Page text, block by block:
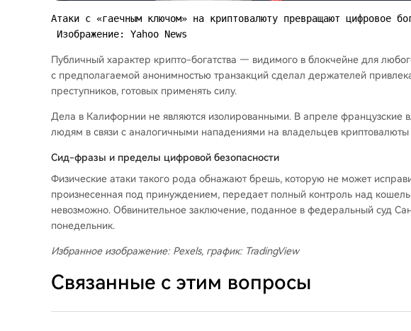
Атаки с «гаечным ключом» на криптовалюту превращают цифровое
Изображение: Yahoo News
Публичный характер крипто-богатства — видимого в блокчейне для
с предполагаемой анонимностью транзакций сделал держателей
преступников, готовых применять силу.
Дела в Калифорнии не являются изолированными. В апреле французские
людям в связи с аналогичными нападениями на владельцев криптовалюты
Сид-фразы и пределы цифровой безопасности
Физические атаки такого рода обнажают брешь, которую не может
произнесенная под принуждением, передает полный контроль над
невозможно. Обвинительное заключение, поданное в федеральный суд
понедельник.
Избранное изображение: Pexels, график: TradingView
Связанные с этим вопросы